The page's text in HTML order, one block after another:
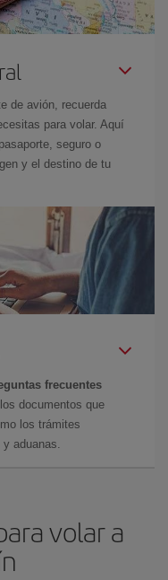
de avión, recuerda
para volar. Aquí
seguro o
y el destino de tu
frecuentes
documentos que
los trámites
aduanas.
volar a